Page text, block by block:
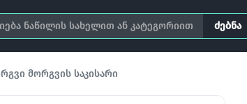
ძებნა
მორგვის საკისარი